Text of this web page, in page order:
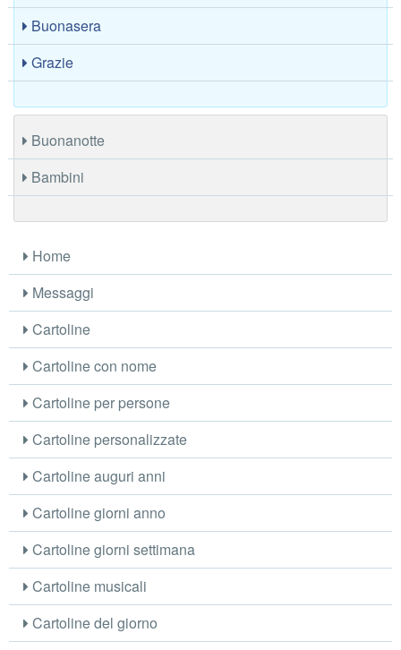
Buonasera
Grazie
Buonanotte
Bambini
Home
Messaggi
Cartoline
Cartoline con nome
Cartoline per persone
Cartoline personalizzate
Cartoline auguri anni
Cartoline giorni anno
Cartoline giorni settimana
Cartoline musicali
Cartoline del giorno